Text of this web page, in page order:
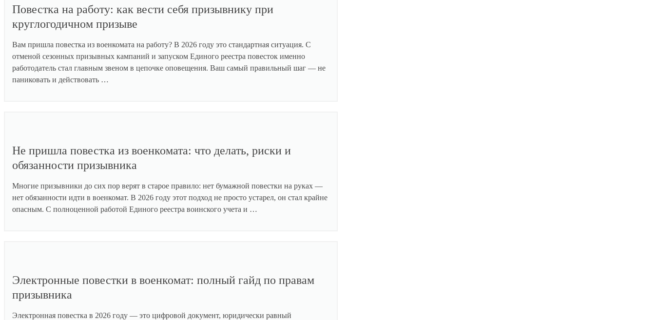
Повестка на работу: как вести себя призывнику при
круглогодичном призыве
Вам пришла повестка из военкомата на работу? В 2026 году это стандартная ситуация. С
отменой сезонных призывных кампаний и запуском Единого реестра повесток именно
работодатель стал главным звеном в цепочке оповещения. Ваш самый правильный шаг — не
паниковать и действовать …
Не пришла повестка из военкомата: что делать, риски и
обязанности призывника
Многие призывники до сих пор верят в старое правило: нет бумажной повестки на руках —
нет обязанности идти в военкомат. В 2026 году этот подход не просто устарел, он стал крайне
опасным. С полноценной работой Единого реестра воинского учета и …
Электронные повестки в военкомат: полный гайд по правам
призывника
Электронная повестка в 2026 году — это цифровой документ, юридически равный